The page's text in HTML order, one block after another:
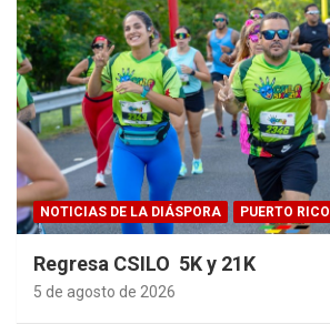
NOTICIAS DE LA DIÁSPORA PUERTO RICO
Regresa CSILO 5K y 21K
5 de agosto de 2026